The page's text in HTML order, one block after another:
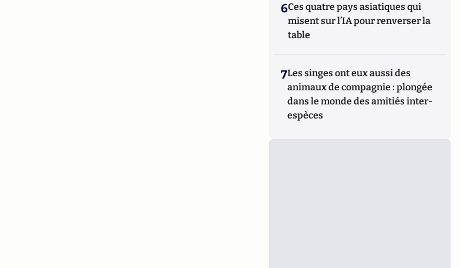
6Ces quatre pays asiatiques qui
misent sur l’IA pour renverser la
table
7Les singes ont eux aussi des
animaux de compagnie : plongée
dans le monde des amitiés inter-
espèces